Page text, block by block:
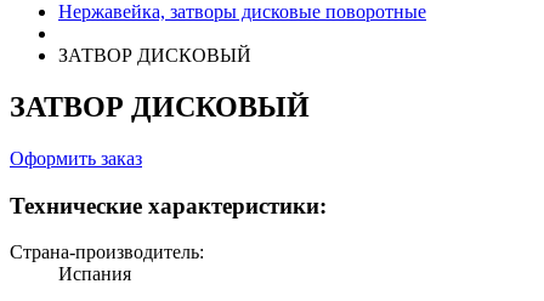
Нержавейка, затворы дисковые поворотные
ЗАТВОР ДИСКОВЫЙ
ЗАТВОР ДИСКОВЫЙ
Оформить заказ
Технические характеристики:
Страна-производитель:
Испания